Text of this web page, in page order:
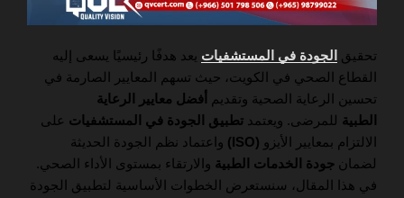
تحقيق الجودة في المستشفيات يعد هدفًا رئيسيًا يسعى إليه
القطاع الصحي في الكويت، حيث تسهم المعايير الصارمة في
تحسين الرعاية الصحية وتقديم
أفضل معايير الرعاية
الطبية للمرضى. ويعتمد تطبيق الجودة في المستشفيات على
الالتزام بمعايير الأيزو (ISO)
واعتماد نظم الجودة الحديثة
لضمان جودة الخدمات الطبية والارتقاء بمستوى الأداء الصحي.
في هذا المقال، سنستعرض الخطوات الأساسية لتطبيق الجودة